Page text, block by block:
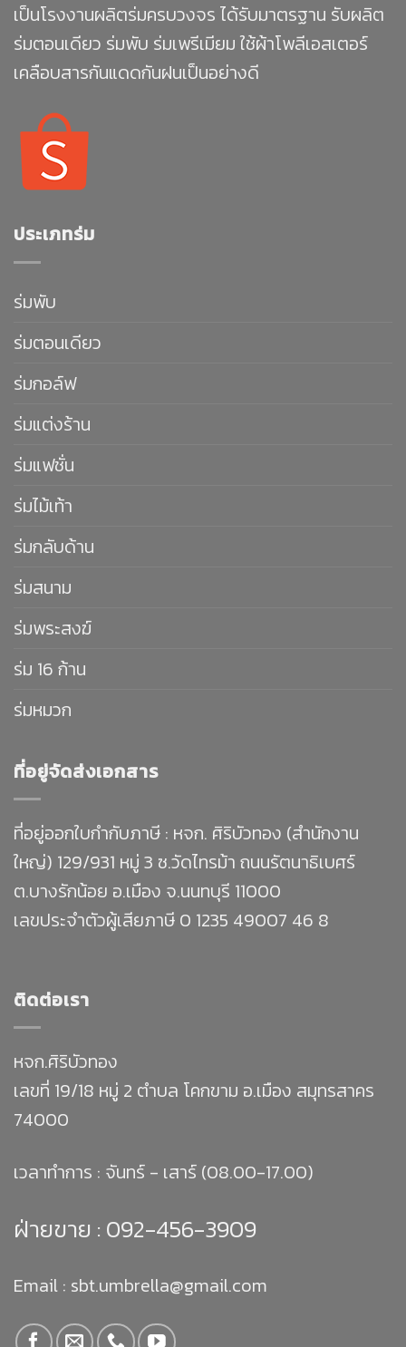
เป็นโรงงานผลิตร่มครบวงจร ได้รับมาตรฐาน รับผลิต
ร่มตอนเดียว ร่มพับ ร่มเพรีเมียม ใช้ผ้าโพลีเอสเตอร์
เคลือบสารกันแดดกันฝนเป็นอย่างดี
ประเภทร่ม
ร่มพับ
ร่มตอนเดียว
ร่มกอล์ฟ
ร่มแต่งร้าน
ร่มแฟชั่น
ร่มไม้เท้า
ร่มกลับด้าน
ร่มสนาม
ร่มพระสงฆ์
ร่ม 16 ก้าน
ร่มหมวก
ที่อยู่จัดส่งเอกสาร
ที่อยู่ออกใบกำกับภาษี : หจก. ศิริบัวทอง (สำนักงาน
ใหญ่) 129/931 หมู่ 3 ซ.วัดไทรม้า ถนนรัตนาธิเบศร์
ต.บางรักน้อย อ.เมือง จ.นนทบุรี 11000
เลขประจำตัวผู้เสียภาษี 0 1235 49007 46 8
ติดต่อเรา
หจก.ศิริบัวทอง
เลขที่ 19/18 หมู่ 2 ตำบล โคกขาม อ.เมือง สมุทรสาคร
74000
เวลาทำการ : จันทร์ - เสาร์ (08.00-17.00)
ฝ่ายขาย : 092-456-3909
Email : sbt.umbrella@gmail.com